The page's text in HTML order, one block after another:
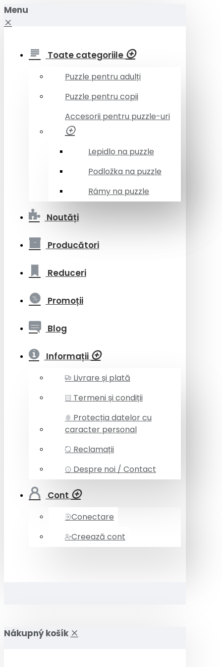
Menu
Toate categoriile
Puzzle pentru adulți
Puzzle pentru copii
Accesorii pentru puzzle-uri
Lepidlo na puzzle
Podložka na puzzle
Rámy na puzzle
Noutăți
Producători
Reduceri
Promoții
Blog
Informații
Livrare și plată
Termeni și condiții
Protecția datelor cu
caracter personal
Reclamații
Despre noi / Contact
Cont
Conectare
Creează cont
Nákupný košík